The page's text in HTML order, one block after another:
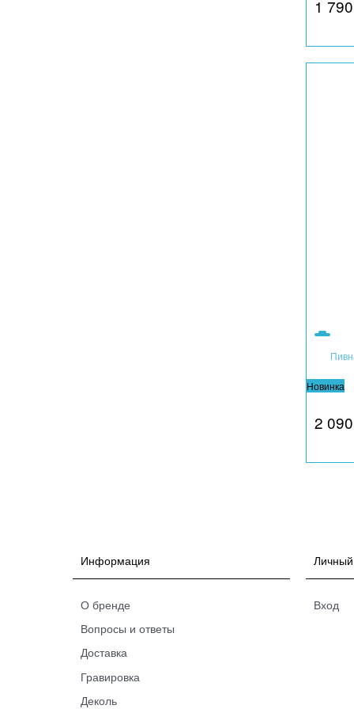
1 790
Новинка
2 090
Информация
О бренде
Вопросы и ответы
Доставка
Гравировка
Деколь
Вход